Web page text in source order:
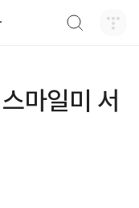
마일미 서